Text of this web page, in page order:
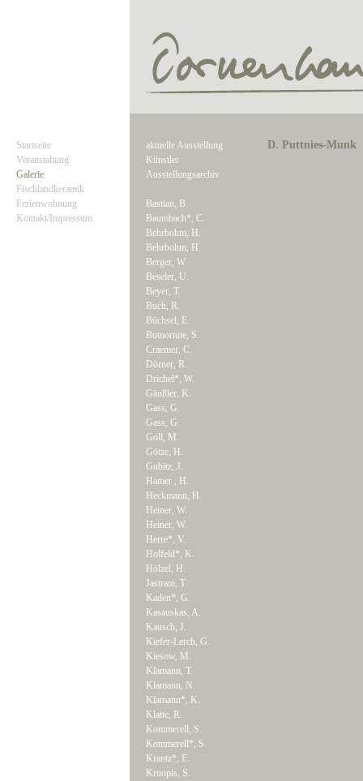
Startseite
Veranstaltung
Galerie
Fischlandkeramik
Ferienwohnung
Kontakt/Impressum
aktuelle Ausstellung
Künstler
Ausstellungsarchiv
Bastian, B.
Baumbach*, C.
Behrbohm, H.
Behrbohm, H.
Berger, W.
Beseler, U.
Beyer, T.
Buch, R.
Büchsel, E.
Butnoriute, S.
Craemer, C.
Dörner, R.
Drichel*, W.
Gänßler, K.
Gass, G.
Gass, G.
Goll, M.
Götze, H.
Gubitz, J.
Hamer , H.
Heckmann, H.
Heiner, W.
Heiner, W.
Herre*, V.
Holfeld*, K.
Hölzel, H.
Jastram, T.
Kaden*, G.
Kasauskas, A.
Kausch, J.
Kiefer-Lerch, G.
Kiesow, M.
Klamann, T.
Klamann, N.
Klamann*, K.
Klatte, R.
Kommerell, S.
Kommerell*, S.
Krantz*, E.
Kruopis, S.
D. Puttnies-Munk